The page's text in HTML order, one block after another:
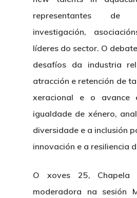
representantes
investigación,
líderes do sector. O
desafíos da industria
atracción e retención de
xeracional e o avance
igualdade de xénero,
diversidade e a inclusión
innovación e a resiliencia
O xoves 25, Chapela
moderadora na sesión